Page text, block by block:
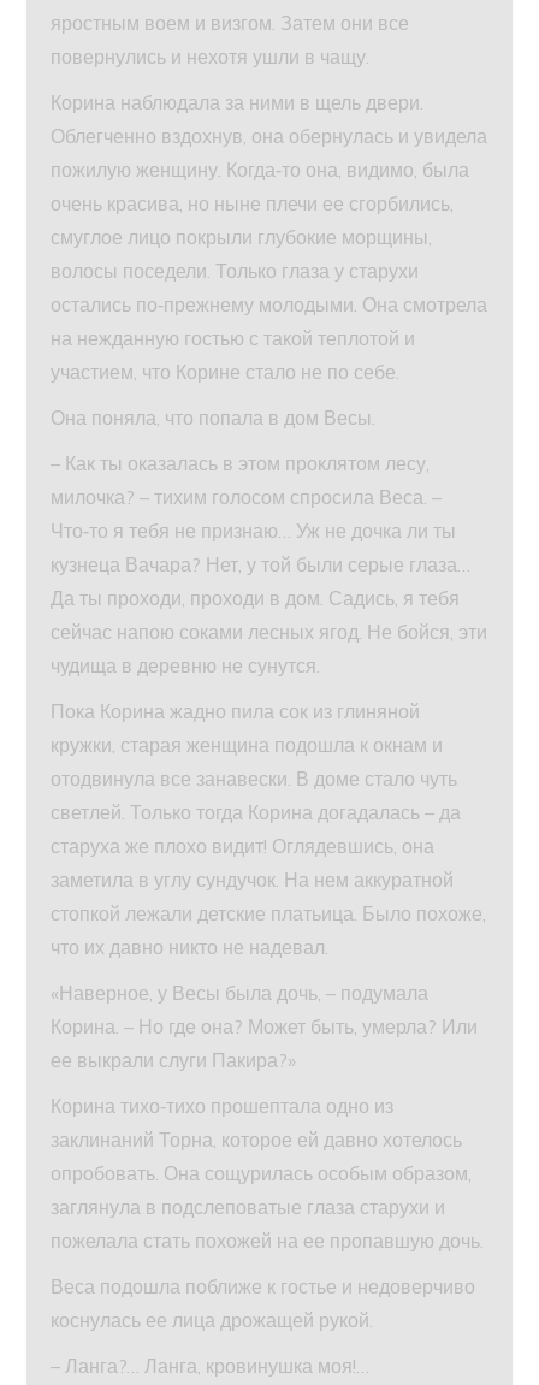
яростным воем и визгом. Затем они все
повернулись и нехотя ушли в чащу.
Корина наблюдала за ними в щель двери.
Облегченно вздохнув, она обернулась и увидела
пожилую женщину. Когда‑то она, видимо, была
очень красива, но ныне плечи ее сгорбились,
смуглое лицо покрыли глубокие морщины,
волосы поседели. Только глаза у старухи
остались по‑прежнему молодыми. Она смотрела
на нежданную гостью с такой теплотой и
участием, что Корине стало не по себе.
Она поняла, что попала в дом Весы.
– Как ты оказалась в этом проклятом лесу,
милочка? – тихим голосом спросила Веса. –
Что‑то я тебя не признаю… Уж не дочка ли ты
кузнеца Вачара? Нет, у той были серые глаза…
Да ты проходи, проходи в дом. Садись, я тебя
сейчас напою соками лесных ягод. Не бойся, эти
чудища в деревню не сунутся.
Пока Корина жадно пила сок из глиняной
кружки, старая женщина подошла к окнам и
отодвинула все занавески. В доме стало чуть
светлей. Только тогда Корина догадалась – да
старуха же плохо видит! Оглядевшись, она
заметила в углу сундучок. На нем аккуратной
стопкой лежали детские платьица. Было похоже,
что их давно никто не надевал.
«Наверное, у Весы была дочь, – подумала
Корина. – Но где она? Может быть, умерла? Или
ее выкрали слуги Пакира?»
Корина тихо‑тихо прошептала одно из
заклинаний Торна, которое ей давно хотелось
опробовать. Она сощурилась особым образом,
заглянула в подслеповатые глаза старухи и
пожелала стать похожей на ее пропавшую дочь.
Веса подошла поближе к гостье и недоверчиво
коснулась ее лица дрожащей рукой.
– Ланга?… Ланга, кровинушка моя!…